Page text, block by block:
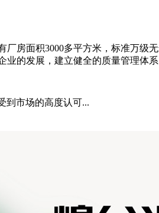
房面积3000多平方米，标准万级
的发展，建立健全的质量管理体系
到市场的高度认可...